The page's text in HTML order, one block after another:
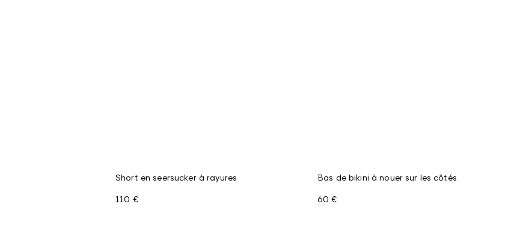
Short en seersucker à rayures
110 €
Bas de bikini à nouer sur les côtés
60 €